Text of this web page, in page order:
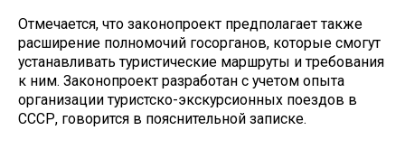
Отмечается, что законопроект предполагает также
расширение полномочий госорганов, которые смогут
устанавливать туристические маршруты и требования
к ним. Законопроект разработан с учетом опыта
организации туристско-экскурсионных поездов в
СССР, говорится в пояснительной записке.